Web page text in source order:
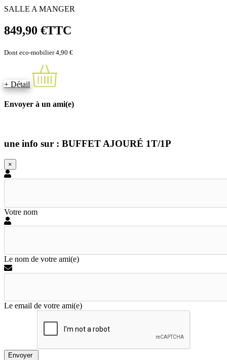
SALLE A MANGER
849,90 €TTC
Dont eco-mobilier 4,90 €
+ Détail
Envoyer à un ami(e)
une info sur : BUFFET AJOURÉ 1T/1P
×
Votre nom
Le nom de votre ami(e)
Le email de votre ami(e)
Envoyer